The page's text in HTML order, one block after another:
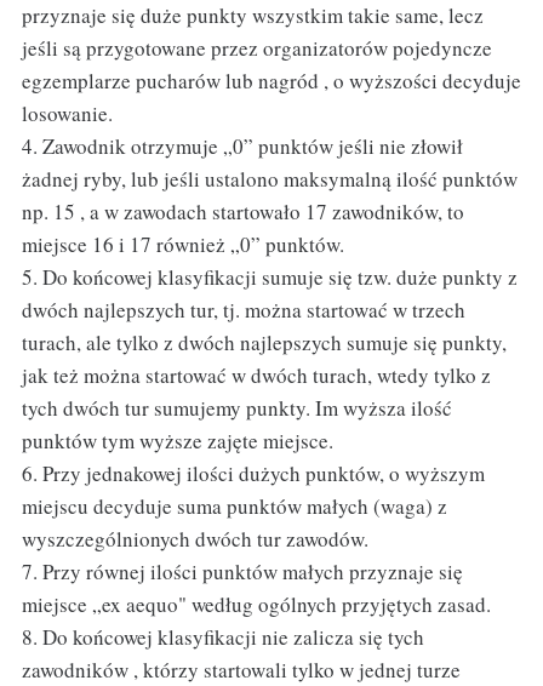
przyznaje się duże punkty wszystkim takie same, lecz
jeśli są przygotowane przez organizatorów pojedyncze
egzemplarze pucharów lub nagród , o wyższości decyduje
losowanie.
4. Zawodnik otrzymuje „0” punktów jeśli nie złowił
żadnej ryby, lub jeśli ustalono maksymalną ilość punktów
np. 15 , a w zawodach startowało 17 zawodników, to
miejsce 16 i 17 również „0” punktów.
5. Do końcowej klasyfikacji sumuje się tzw. duże punkty z
dwóch najlepszych tur, tj. można startować w trzech
turach, ale tylko z dwóch najlepszych sumuje się punkty,
jak też można startować w dwóch turach, wtedy tylko z
tych dwóch tur sumujemy punkty. Im wyższa ilość
punktów tym wyższe zajęte miejsce.
6. Przy jednakowej ilości dużych punktów, o wyższym
miejscu decyduje suma punktów małych (waga) z
wyszczególnionych dwóch tur zawodów.
7. Przy równej ilości punktów małych przyznaje się
miejsce „ex aequo" według ogólnych przyjętych zasad.
8. Do końcowej klasyfikacji nie zalicza się tych
zawodników , którzy startowali tylko w jednej turze